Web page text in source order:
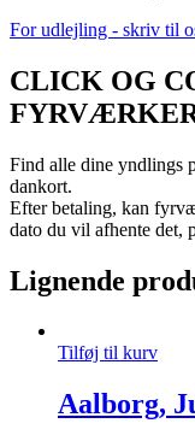
For udlejling - skriv til
CLICK OG
Find alle dine yndlings
dankort.
Efter betaling, kan
dato du vil afhente det,
Lignende
Tilføj til kurv
Aalborg,